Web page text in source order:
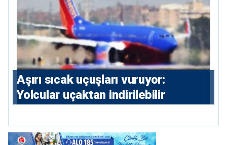
Aşırı sıcak uçuşları vuruyor:
Yolcular uçaktan indirilebilir